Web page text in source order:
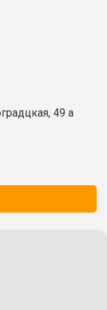
49 а